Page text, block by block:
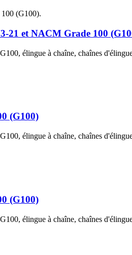
21 et NACM Grade 100
élingue à chaîne, chaînes
(G100)
élingue à chaîne, chaînes
(G100)
élingue à chaîne, chaînes